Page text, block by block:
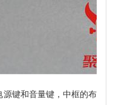
键和音量键，中框的布